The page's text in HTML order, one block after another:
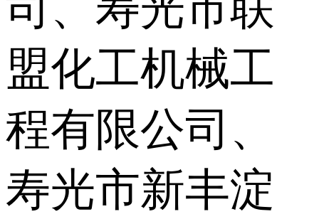
盟化工机械工
程有限公司、
寿光市新丰淀